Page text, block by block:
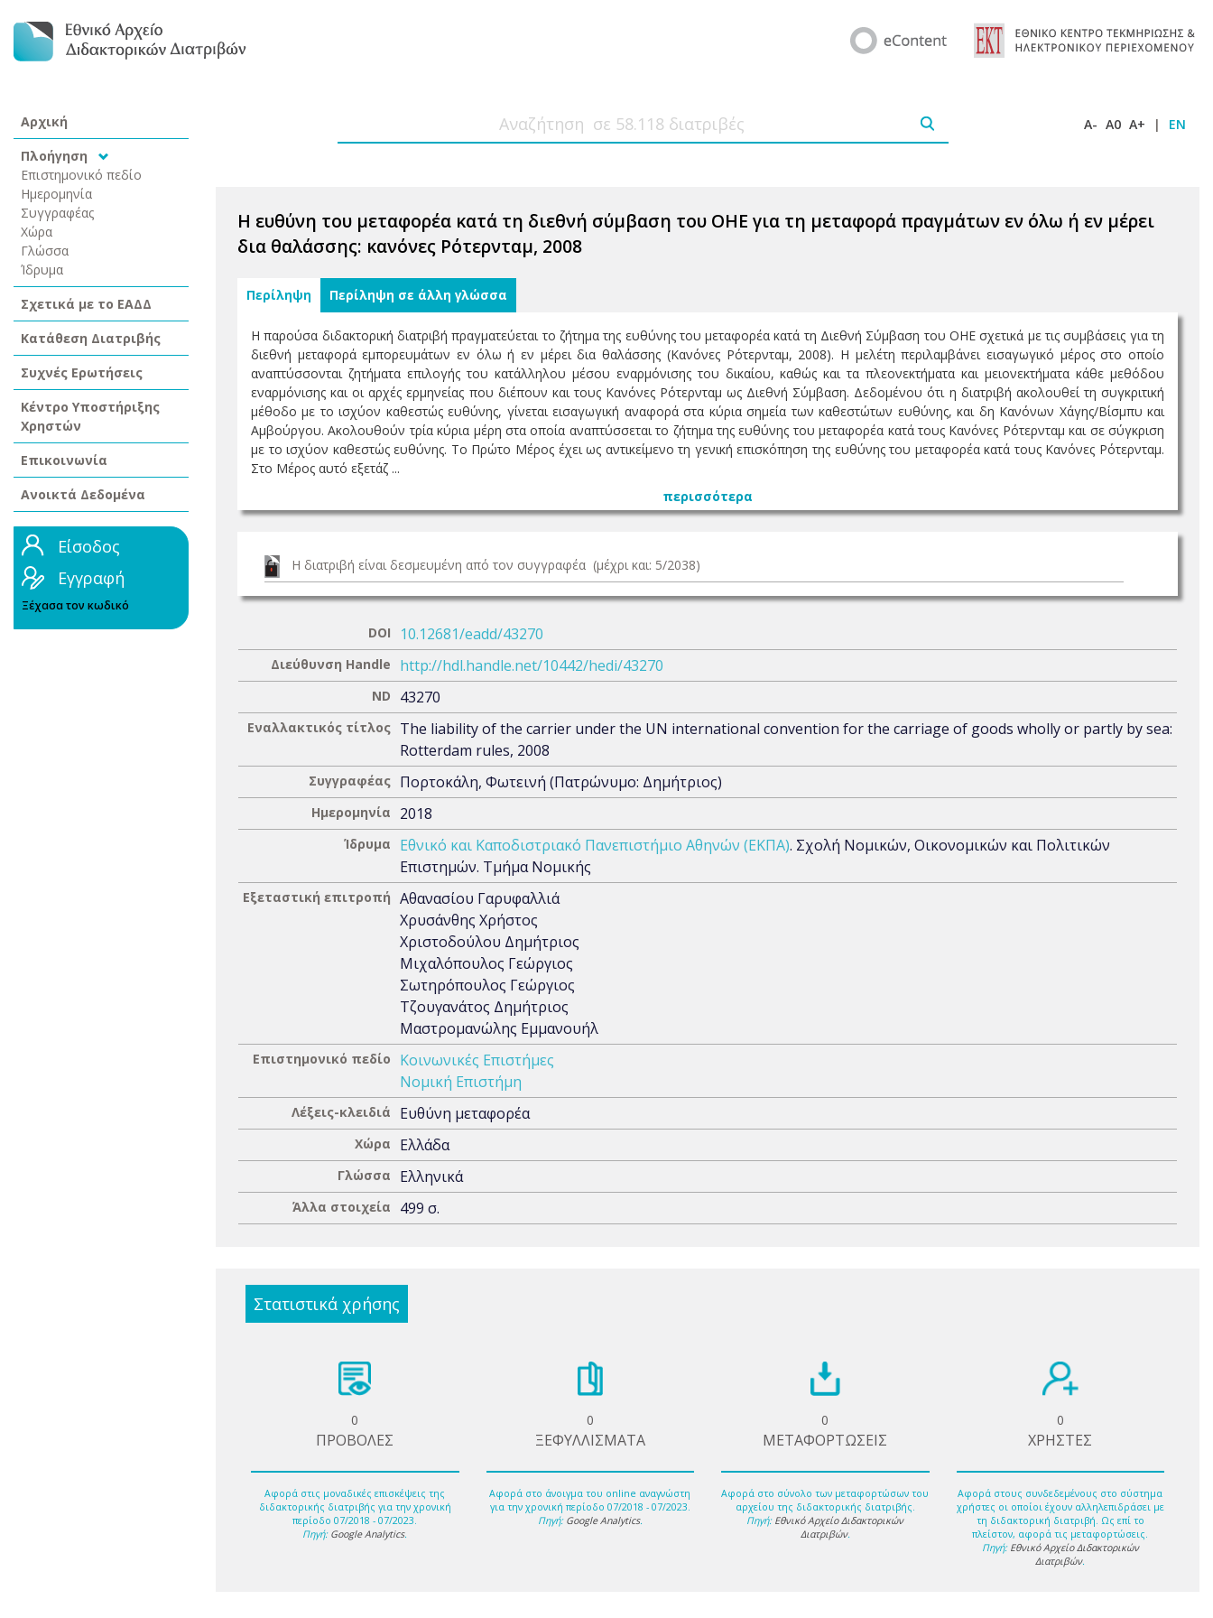
Αρχική
Πλοήγηση
Επιστημονικό πεδίο
Ημερομηνία
Συγγραφέας
Χώρα
Γλώσσα
Ίδρυμα
Σχετικά με το ΕΑΔΔ
Κατάθεση Διατριβής
Συχνές Ερωτήσεις
Κέντρο Υποστήριξης
Χρηστών
Επικοινωνία
Ανοικτά Δεδομένα
Είσοδος
Εγγραφή
Ξέχασα τον κωδικό
A- A0 A+ | EN
Η ευθύνη του μεταφορέα κατά τη διεθνή σύμβαση του ΟΗΕ για τη μεταφορά πραγμάτων εν όλω ή εν μέρει
δια θαλάσσης: κανόνες Ρότερνταμ, 2008
Περίληψη Περίληψη σε άλλη γλώσσα
Η παρούσα διδακτορική διατριβή πραγματεύεται το ζήτημα της ευθύνης του μεταφορέα κατά τη Διεθνή Σύμβαση του ΟΗΕ σχετικά με τις συμβάσεις για τη
διεθνή μεταφορά εμπορευμάτων εν όλω ή εν μέρει δια θαλάσσης (Κανόνες Ρότερνταμ, 2008). Η μελέτη περιλαμβάνει εισαγωγικό μέρος στο οποίο
αναπτύσσονται ζητήματα επιλογής του κατάλληλου μέσου εναρμόνισης του δικαίου, καθώς και τα πλεονεκτήματα και μειονεκτήματα κάθε μεθόδου
εναρμόνισης και οι αρχές ερμηνείας που διέπουν και τους Κανόνες Ρότερνταμ ως Διεθνή Σύμβαση. Δεδομένου ότι η διατριβή ακολουθεί τη συγκριτική
μέθοδο με το ισχύον καθεστώς ευθύνης, γίνεται εισαγωγική αναφορά στα κύρια σημεία των καθεστώτων ευθύνης, και δη Κανόνων Χάγης/Βίσμπυ και
Αμβούργου. Ακολουθούν τρία κύρια μέρη στα οποία αναπτύσσεται το ζήτημα της ευθύνης του μεταφορέα κατά τους Κανόνες Ρότερνταμ και σε σύγκριση
με το ισχύον καθεστώς ευθύνης. Το Πρώτο Μέρος έχει ως αντικείμενο τη γενική επισκόπηση της ευθύνης του μεταφορέα κατά τους Κανόνες Ρότερνταμ.
Στο Μέρος αυτό εξετάζ ...
περισσότερα
Η διατριβή είναι δεσμευμένη από τον συγγραφέα (μέχρι και: 5/2038)
DOI 10.12681/eadd/43270
Διεύθυνση Handle http://hdl.handle.net/10442/hedi/43270
ND 43270
Εναλλακτικός τίτλος The liability of the carrier under the UN international convention for the carriage of goods wholly or partly by sea:
Rotterdam rules, 2008
Συγγραφέας Πορτοκάλη, Φωτεινή (Πατρώνυμο: Δημήτριος)
Ημερομηνία 2018
Ίδρυμα Εθνικό και Καποδιστριακό Πανεπιστήμιο Αθηνών (ΕΚΠΑ). Σχολή Νομικών, Οικονομικών και Πολιτικών
Επιστημών. Τμήμα Νομικής
Εξεταστική επιτροπή Αθανασίου Γαρυφαλλιά
Χρυσάνθης Χρήστος
Χριστοδούλου Δημήτριος
Μιχαλόπουλος Γεώργιος
Σωτηρόπουλος Γεώργιος
Τζουγανάτος Δημήτριος
Μαστρομανώλης Εμμανουήλ
Επιστημονικό πεδίο
Κοινωνικές Επιστήμες
Νομική Επιστήμη
Λέξεις-κλειδιά Ευθύνη μεταφορέα
Χώρα Ελλάδα
Γλώσσα Ελληνικά
Άλλα στοιχεία 499 σ.
Στατιστικά χρήσης
0
ΠΡΟΒΟΛΕΣ
Αφορά στις μοναδικές επισκέψεις της
διδακτορικής διατριβής για την χρονική
περίοδο 07/2018 - 07/2023.
Πηγή: Google Analytics.
0
ΞΕΦΥΛΛΙΣΜΑΤΑ
Αφορά στο άνοιγμα του online αναγνώστη
για την χρονική περίοδο 07/2018 - 07/2023.
Πηγή: Google Analytics.
0
ΜΕΤΑΦΟΡΤΩΣΕΙΣ
Αφορά στο σύνολο των μεταφορτώσων του
αρχείου της διδακτορικής διατριβής.
Πηγή: Εθνικό Αρχείο Διδακτορικών
Διατριβών.
0
ΧΡΗΣΤΕΣ
Αφορά στους συνδεδεμένους στο σύστημα
χρήστες οι οποίοι έχουν αλληλεπιδράσει με
τη διδακτορική διατριβή. Ως επί το
πλείστον, αφορά τις μεταφορτώσεις.
Πηγή: Εθνικό Αρχείο Διδακτορικών
Διατριβών.